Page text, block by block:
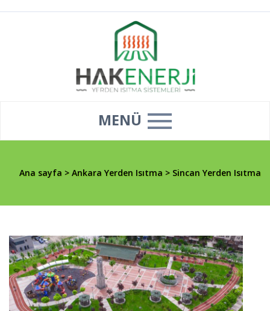
MENÜ
Ana sayfa > Ankara Yerden Isıtma > Sincan Yerden Isıtma